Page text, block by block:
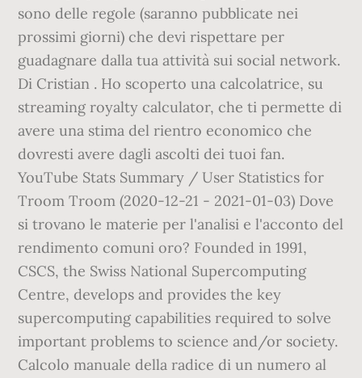
sono delle regole (saranno pubblicate nei
prossimi giorni) che devi rispettare per
guadagnare dalla tua attività sui social network.
Di Cristian . Ho scoperto una calcolatrice, su
streaming royalty calculator, che ti permette di
avere una stima del rientro economico che
dovresti avere dagli ascolti dei tuoi fan.
YouTube Stats Summary / User Statistics for
Troom Troom (2020-12-21 - 2021-01-03) Dove
si trovano le materie per l'analisi e l'acconto del
rendimento comuni oro? Founded in 1991,
CSCS, the Swiss National Supercomputing
Centre, develops and provides the key
supercomputing capabilities required to solve
important problems to science and/or society.
Calcolo manuale della radice di un numero al